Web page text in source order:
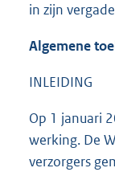
in zijn
Algemene
INLEIDING
Op 1 januari
werking. De
verzorgers